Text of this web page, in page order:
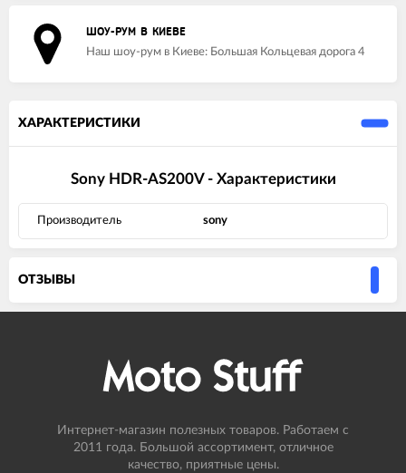
ШОУ-РУМ В КИЕВЕ
Наш шоу-рум в Киеве: Большая Кольцевая дорога 4
ХАРАКТЕРИСТИКИ
Sony HDR-AS200V - Характеристики
Производитель sony
ОТЗЫВЫ
Интернет-магазин полезных товаров. Работаем с
2011 года. Большой ассортимент, отличное
качество, приятные цены.